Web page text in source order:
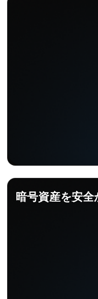
暗号資産を安